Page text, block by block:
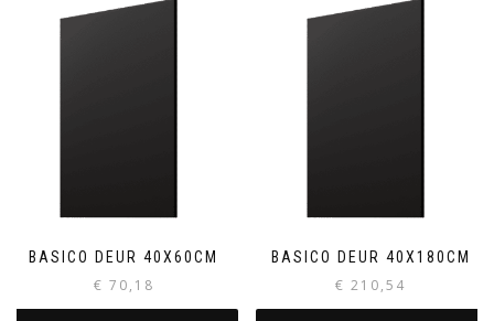
BASICO DEUR 40X60CM
€ 70,18
BASICO DEUR 40X180CM
€ 210,54